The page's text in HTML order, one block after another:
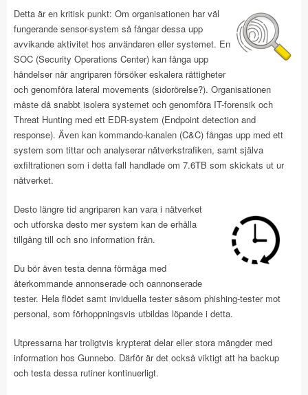
Detta är en kritisk punkt: Om organisationen har väl
fungerande sensor-system så fångar dessa upp
avvikande aktivitet hos användaren eller systemet. En
SOC (Security Operations Center) kan fånga upp
händelser när angriparen försöker eskalera rättigheter
och genomföra lateral movements (sidorörelse?). Organisationen
måste då snabbt isolera systemet och genomföra IT-forensik och
Threat Hunting med ett EDR-system (Endpoint detection and
response). Även kan kommando-kanalen (C&C) fångas upp med ett
system som tittar och analyserar nätverkstrafiken, samt själva
exfiltrationen som i detta fall handlade om 7.6TB som skickats ut ur
nätverket.
Desto längre tid angriparen kan vara i nätverket
och utforska desto mer system kan de erhålla
tillgång till och sno information från.
Du bör även testa denna förmåga med
återkommande annonserade och oannonserade
tester. Hela flödet samt inviduella tester såsom phishing-tester mot
personal, som förhoppningsvis utbildas löpande i detta.
Utpressarna har troligtvis krypterat delar eller stora mängder med
information hos Gunnebo. Därför är det också viktigt att ha backup
och testa dessa rutiner kontinuerligt.